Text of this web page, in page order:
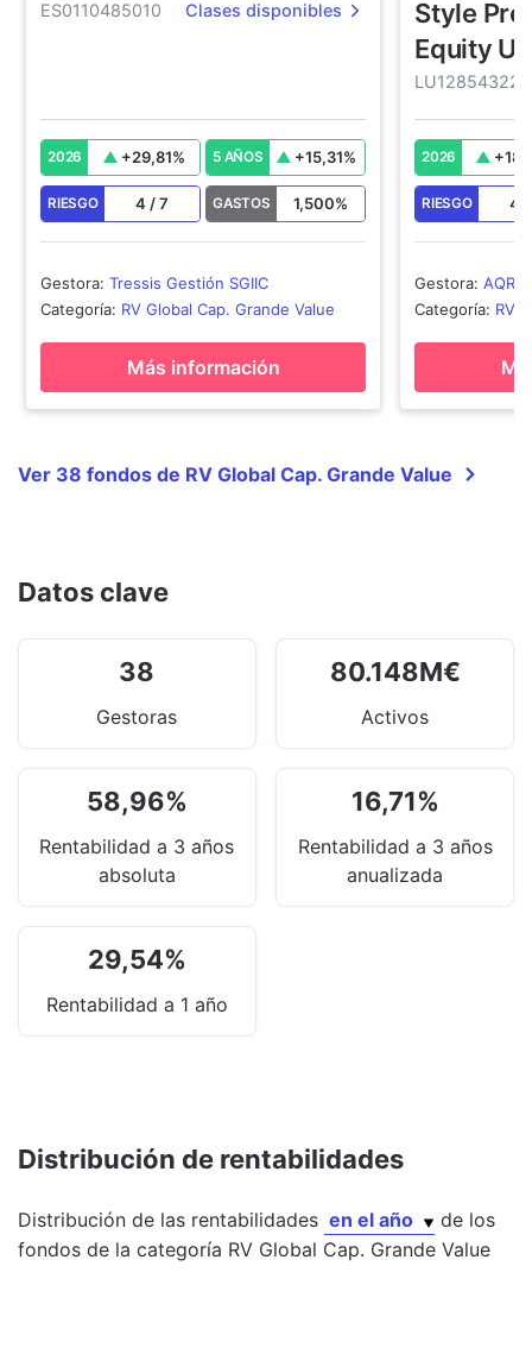
ES0110485010 Clases disponibles
2026 +29,81% 5 AÑOS +15,31%
RIESGO 4 /7 GASTOS 1,500%
Gestora: Tressis Gestión SGIIC
Categoría: RV Global Cap. Grande Value
Más información
Style
Equity
2026 +
RIESGO 4
Gestora: AQR
Categoría: RV
Ver 38 fondos de RV Global Cap. Grande Value
Datos clave
38
Gestoras
80.148M€
Activos
58,96%
Rentabilidad a 3 años
absoluta
16,71%
Rentabilidad a 3 años
anualizada
29,54%
Rentabilidad a 1 año
Distribución de rentabilidades
Distribución de las rentabilidades en el año
de los
fondos de la categoría RV Global Cap. Grande Value